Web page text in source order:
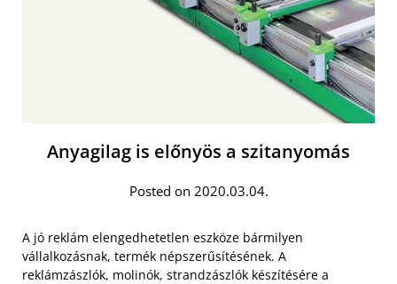
Anyagilag is előnyös a szitanyomás
Posted on 2020.03.04.
A jó reklám elengedhetetlen eszköze bármilyen
vállalkozásnak, termék népszerűsítésének. A
reklámzászlók, molinók, strandzászlók készítésére a